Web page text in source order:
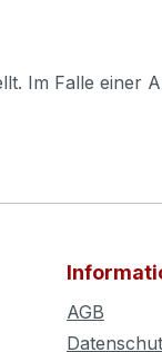
Im Falle einer
AGB